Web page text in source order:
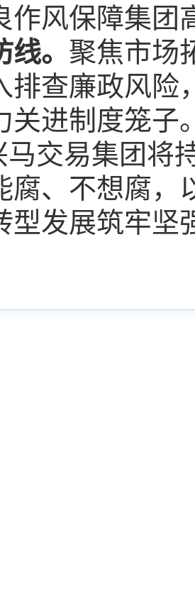
作风保障集团
。 聚焦市场
排查廉政风险
关进制度笼子
马交易集团将
腐、不想腐，
型发展筑牢坚